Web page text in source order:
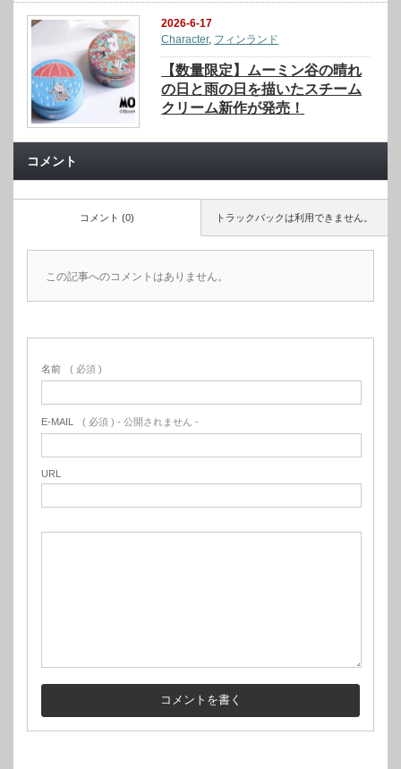
2026-6-17
Character, フィンランド
【数量限定】ムーミン谷の晴れ
の日と雨の日を描いたスチーム
クリーム新作が発売！
コメント
トラックバックは利用できません。
コメント (0)
この記事へのコメントはありません。
名前 ( 必須 )
E-MAIL ( 必須 ) - 公開されません -
URL